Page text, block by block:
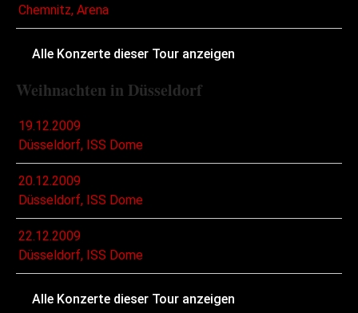
Chemnitz, Arena
Alle Konzerte dieser Tour anzeigen
Weihnachten in Düsseldorf
19.12.2009
Düsseldorf, ISS Dome
20.12.2009
Düsseldorf, ISS Dome
22.12.2009
Düsseldorf, ISS Dome
Alle Konzerte dieser Tour anzeigen